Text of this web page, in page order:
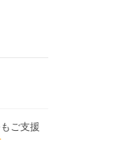
ご支援